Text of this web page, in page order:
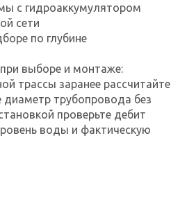
с гидроаккумулятором
сети
по глубине
выборе и монтаже:
трассы заранее рассчитайте
диаметр трубопровода без
проверьте дебит
воды и фактическую